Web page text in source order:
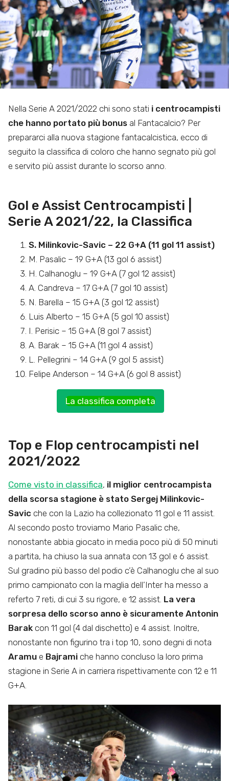
Nella Serie A 2021/2022 chi sono stati i centrocampisti
che hanno portato più bonus al Fantacalcio? Per
prepararci alla nuova stagione fantacalcistica, ecco di
seguito la classifica di coloro che hanno segnato più gol
e servito più assist durante lo scorso anno.
Gol e Assist Centrocampisti |
Serie A 2021/22, la Classifica
S. Milinkovic-Savic – 22 G+A (11 gol 11 assist)
M. Pasalic – 19 G+A (13 gol 6 assist)
H. Calhanoglu – 19 G+A (7 gol 12 assist)
A. Candreva – 17 G+A (7 gol 10 assist)
N. Barella – 15 G+A (3 gol 12 assist)
Luis Alberto – 15 G+A (5 gol 10 assist)
I. Perisic – 15 G+A (8 gol 7 assist)
A. Barak – 15 G+A (11 gol 4 assist)
L. Pellegrini – 14 G+A (9 gol 5 assist)
Felipe Anderson – 14 G+A (6 gol 8 assist)
La classifica completa
Top e Flop centrocampisti nel
2021/2022
Come visto in classifica, il miglior centrocampista
della scorsa stagione è stato Sergej Milinkovic-
Savic che con la Lazio ha collezionato 11 gol e 11 assist.
Al secondo posto troviamo Mario Pasalic che,
nonostante abbia giocato in media poco più di 50 minuti
a partita, ha chiuso la sua annata con 13 gol e 6 assist.
Sul gradino più basso del podio c’è Calhanoglu che al suo
primo campionato con la maglia dell’Inter ha messo a
referto 7 reti, di cui 3 su rigore, e 12 assist. La vera
sorpresa dello scorso anno è sicuramente Antonin
Barak con 11 gol (4 dal dischetto) e 4 assist. Inoltre,
nonostante non figurino tra i top 10, sono degni di nota
Aramu e Bajrami che hanno concluso la loro prima
stagione in Serie A in carriera rispettivamente con 12 e 11
G+A.